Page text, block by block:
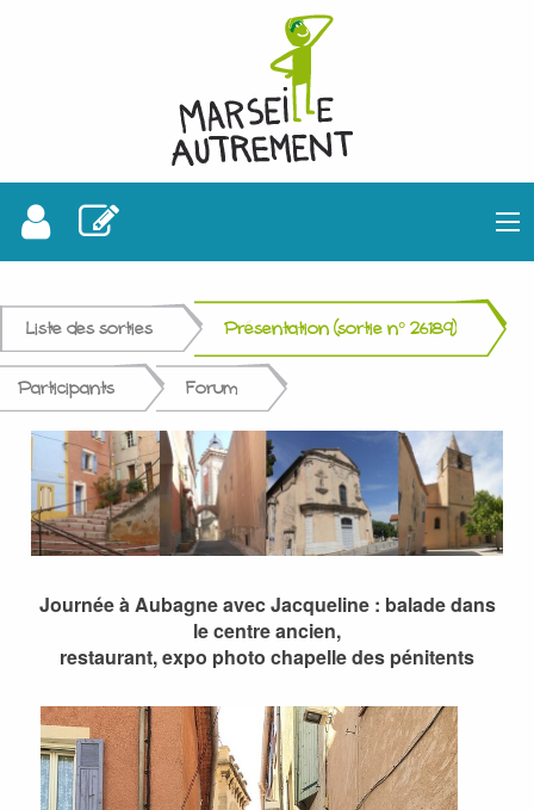
Liste des sorties Présentation (sortie n° 26189)
Participants Forum
Journée à Aubagne avec Jacqueline : balade dans
le centre ancien,
restaurant, expo photo chapelle des pénitents